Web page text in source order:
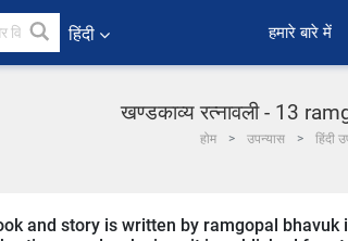
हिंदी हमारे बारे में
खण्‍डकाव्‍य रत्‍नावली - 13
होम उपन्यास हिंदी
and story is written by ramgopal